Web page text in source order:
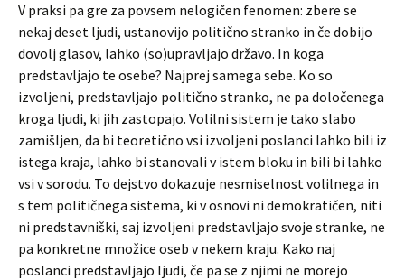
V praksi pa gre za povsem nelogičen fenomen: zbere se
nekaj deset ljudi, ustanovijo politično stranko in če dobijo
dovolj glasov, lahko (so)upravljajo državo. In koga
predstavljajo te osebe? Najprej samega sebe. Ko so
izvoljeni, predstavljajo politično stranko, ne pa določenega
kroga ljudi, ki jih zastopajo. Volilni sistem je tako slabo
zamišljen, da bi teoretično vsi izvoljeni poslanci lahko bili iz
istega kraja, lahko bi stanovali v istem bloku in bili bi lahko
vsi v sorodu. To dejstvo dokazuje nesmiselnost volilnega in
s tem političnega sistema, ki v osnovi ni demokratičen, niti
ni predstavniški, saj izvoljeni predstavljajo svoje stranke, ne
pa konkretne množice oseb v nekem kraju. Kako naj
poslanci predstavljajo ljudi, če pa se z njimi ne morejo